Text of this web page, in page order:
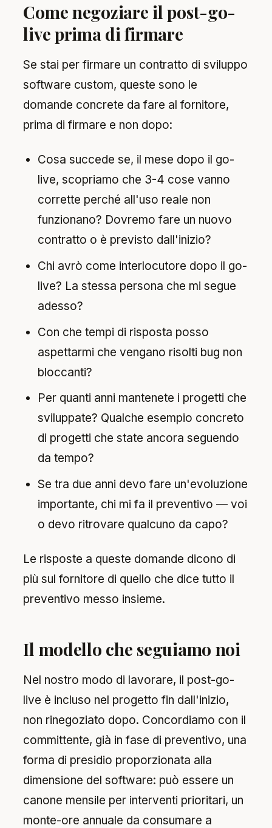
Come negoziare il post-go-
live prima di firmare
Se stai per firmare un contratto di sviluppo
software custom, queste sono le
domande concrete da fare al fornitore,
prima di firmare e non dopo:
Cosa succede se, il mese dopo il go-
live, scopriamo che 3-4 cose vanno
corrette perché all'uso reale non
funzionano? Dovremo fare un nuovo
contratto o è previsto dall'inizio?
Chi avrò come interlocutore dopo il go-
live? La stessa persona che mi segue
adesso?
Con che tempi di risposta posso
aspettarmi che vengano risolti bug non
bloccanti?
Per quanti anni mantenete i progetti che
sviluppate? Qualche esempio concreto
di progetti che state ancora seguendo
da tempo?
Se tra due anni devo fare un'evoluzione
importante, chi mi fa il preventivo — voi
o devo ritrovare qualcuno da capo?
Le risposte a queste domande dicono di
più sul fornitore di quello che dice tutto il
preventivo messo insieme.
Il modello che seguiamo noi
Nel nostro modo di lavorare, il post-go-
live è incluso nel progetto fin dall'inizio,
non rinegoziato dopo. Concordiamo con il
committente, già in fase di preventivo, una
forma di presidio proporzionata alla
dimensione del software: può essere un
canone mensile per interventi prioritari, un
monte-ore annuale da consumare a